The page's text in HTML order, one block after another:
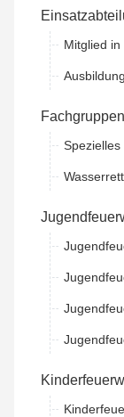
Mitglied
Ausbildung
Fachgruppen